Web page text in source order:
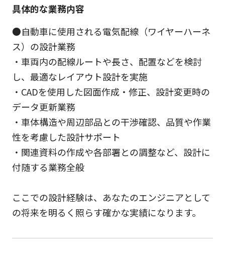
具体的な業務内容
●自動車に使用される電気配線（ワイヤーハーネ
ス）の設計業務
・車両内の配線ルートや長さ、配置などを検討
し、最適なレイアウト設計を実施
・CADを使用した図面作成・修正、設計変更時の
データ更新業務
・車体構造や周辺部品との干渉確認、品質や作業
性を考慮した設計サポート
・関連資料の作成や各部署との調整など、設計に
付随する業務全般
ここでの設計経験は、あなたのエンジニアとして
の将来を明るく照らす確かな実績になります。